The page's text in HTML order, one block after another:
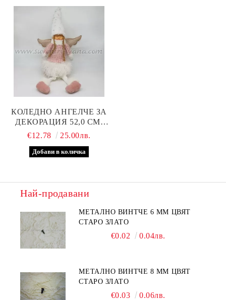
КОЛЕДНО АНГЕЛЧЕ ЗА
ДЕКОРАЦИЯ 52,0 СМ,
МОДЕЛ ЕДНО
€12.78 25.00лв.
Най-продавани
МЕТАЛНО ВИНТЧЕ 6 ММ ЦВЯТ
СТАРО ЗЛАТО
€0.02 0.04лв.
МЕТАЛНО ВИНТЧЕ 8 ММ ЦВЯТ
СТАРО ЗЛАТО
€0.03 0.06лв.